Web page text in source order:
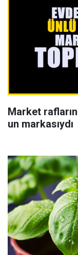
Market
un markasıydı